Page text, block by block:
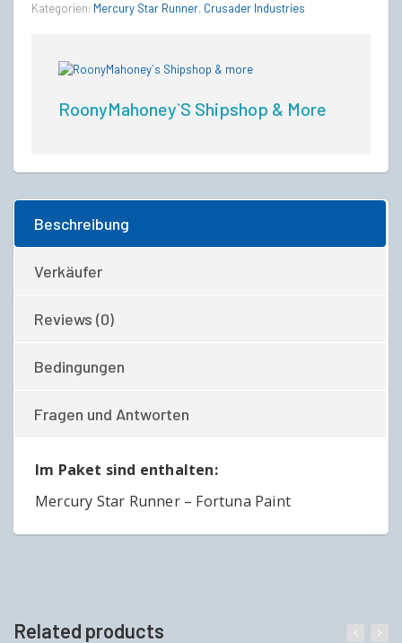
Kategorien: Mercury Star Runner, Crusader Industries
RoonyMahoney`s Shipshop & More
Beschreibung
Verkäufer
Reviews (0)
Bedingungen
Fragen und Antworten
Im Paket sind enthalten:
Mercury Star Runner – Fortuna Paint
Related products